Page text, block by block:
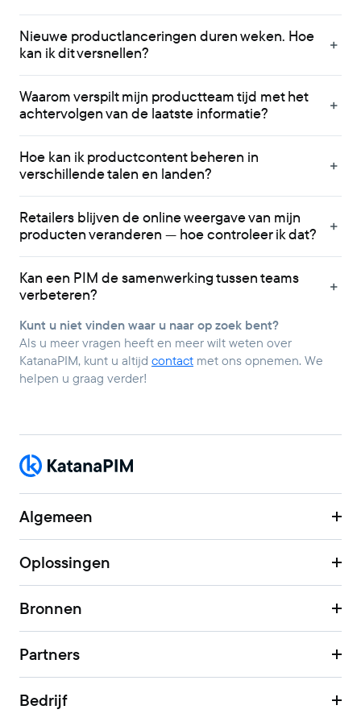
Nieuwe productlanceringen duren weken. Hoe
kan ik dit versnellen?
Waarom verspilt mijn productteam tijd met het
achtervolgen van de laatste informatie?
Hoe kan ik productcontent beheren in
verschillende talen en landen?
Retailers blijven de online weergave van mijn
producten veranderen — hoe controleer ik dat?
Kan een PIM de samenwerking tussen teams
verbeteren?
Kunt u niet vinden waar u naar op zoek bent?
Als u meer vragen heeft en meer wilt weten over
KatanaPIM, kunt u altijd contact met ons opnemen. We
helpen u graag verder!
Algemeen
Oplossingen
Bronnen
Partners
Bedrijf